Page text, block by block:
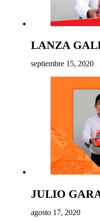
LANZA
septiembre 15, 2020
JULIO
agosto 17, 2020